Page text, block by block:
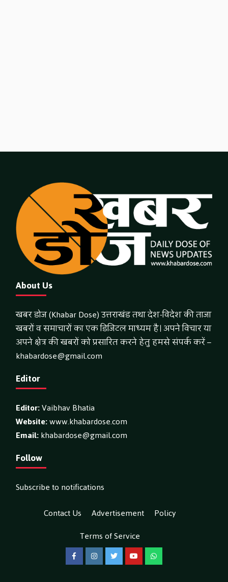
About Us
खबर डोज (Khabar Dose) उत्तराखंड तथा देश-विदेश की ताजा
खबरों व समाचारों का एक डिजिटल माध्यम है। अपने विचार या
अपने क्षेत्र की खबरों को प्रसारित करने हेतु हमसे संपर्क करें –
khabardose@gmail.com
Editor
Editor:Vaibhav Bhatia
Website:www.khabardose.com
Email:khabardose@gmail.com
Follow
Subscribe to notifications
Contact Us
Advertisement
Policy
Terms of Service
FacebookInstagramTwitterYouTubeWhatsApp